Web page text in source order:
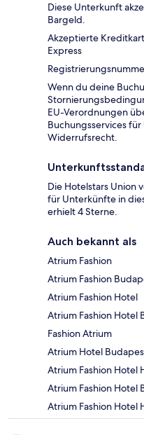
Diese Unterkunft
Bargeld.
Akzeptierte
Express
Wenn du deine
EU-Verordnungen
Buchungsservices
Widerrufsrecht.
Die Hotelstars Union
für Unterkünfte in
erhielt 4 Sterne.
Auch bekannt als
Atrium Fashion
Atrium Fashion
Atrium Fashion Hotel
Atrium Fashion Hotel
Fashion Atrium
Atrium Hotel
Atrium Fashion Hotel
Atrium Fashion Hotel
Atrium Fashion Hotel